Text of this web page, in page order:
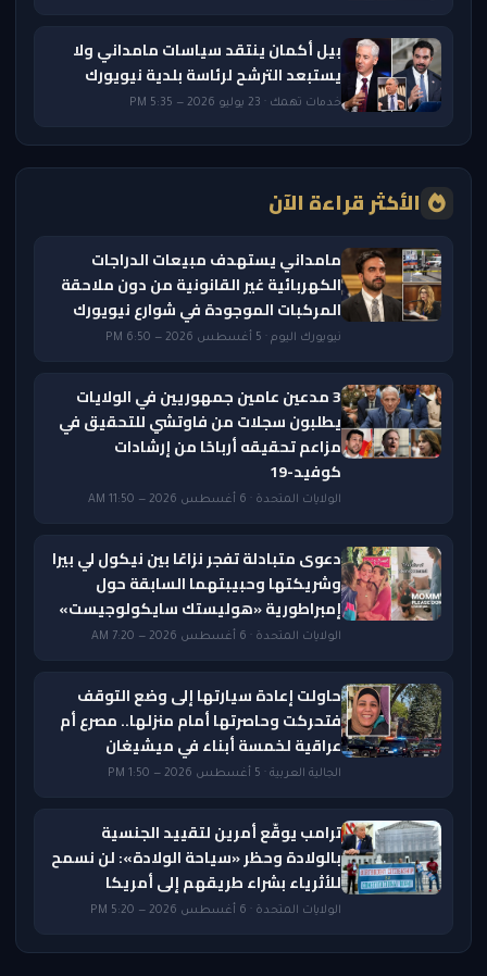
بيل أكمان ينتقد سياسات مامداني ولا
يستبعد الترشح لرئاسة بلدية نيويورك
خدمات تهمك · 23 يوليو 2026 — 5:35 PM
الأكثر قراءة الآن
مامداني يستهدف مبيعات الدراجات
الكهربائية غير القانونية من دون ملاحقة
المركبات الموجودة في شوارع نيويورك
نيويورك اليوم · 5 أغسطس 2026 — 6:50 PM
3 مدعين عامين جمهوريين في الولايات
يطلبون سجلات من فاوتشي للتحقيق في
مزاعم تحقيقه أرباحًا من إرشادات
كوفيد-19
الولايات المتحدة · 6 أغسطس 2026 — 11:50 AM
دعوى متبادلة تفجر نزاعًا بين نيكول لي بيرا
وشريكتها وحبيبتهما السابقة حول
إمبراطورية «هوليستك سايكولوجيست»
الولايات المتحدة · 6 أغسطس 2026 — 7:20 AM
حاولت إعادة سيارتها إلى وضع التوقف
فتحركت وحاصرتها أمام منزلها.. مصرع أم
عراقية لخمسة أبناء في ميشيغان
الجالية العربية · 5 أغسطس 2026 — 1:50 PM
ترامب يوقّع أمرين لتقييد الجنسية
بالولادة وحظر «سياحة الولادة»: لن نسمح
للأثرياء بشراء طريقهم إلى أمريكا
الولايات المتحدة · 6 أغسطس 2026 — 5:20 PM